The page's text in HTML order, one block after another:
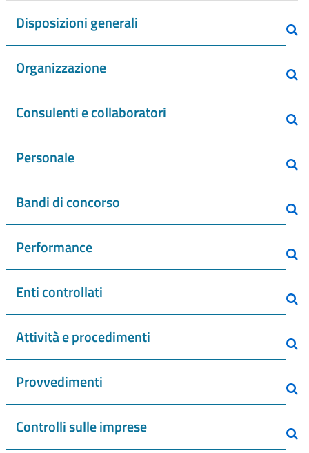
Disposizioni generali
Organizzazione
Consulenti e collaboratori
Personale
Bandi di concorso
Performance
Enti controllati
Attività e procedimenti
Provvedimenti
Controlli sulle imprese